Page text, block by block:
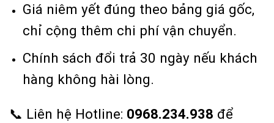
Giá niêm yết đúng theo bảng giá gốc,
chỉ cộng thêm chi phí vận chuyển.
Chính sách đổi trả 30 ngày nếu khách
hàng không hài lòng.
📞 Liên hệ Hotline: 0968.234.938 để